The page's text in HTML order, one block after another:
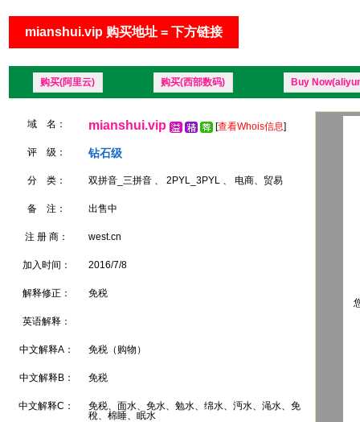
mianshui.vip 购买地址 = 下方链接
购买(阿里云) 购买(西部数码) Buy
域 名： mianshui.vip [查看Whois信息]
评 级： 钻石级
分 类： 双拼音_三拼音 、 2PYL_3PYL 、 电商、贸易
备 注： 出售中
注 册 商： west.cn
加入时间： 2016/7/8
解释修正： 免税
英语解释：
中文解释A： 免税（购物）
中文解释B： 免税
中文解释C：
免税、面水、免水、勉水、绵水、沔水、渑水、免
稅、棉睡、眠水